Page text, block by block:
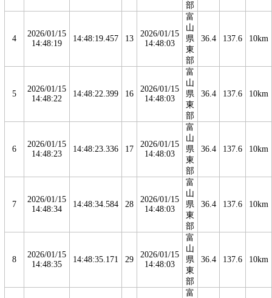
部
4
2026/01/15
14:48:19
14:48:19.457 13
2026/01/15
14:48:03
富
山
県
東
部
36.4 137.6 10km
5
2026/01/15
14:48:22
14:48:22.399 16
2026/01/15
14:48:03
富
山
県
東
部
36.4 137.6 10km
6
2026/01/15
14:48:23
14:48:23.336 17
2026/01/15
14:48:03
富
山
県
東
部
36.4 137.6 10km
7
2026/01/15
14:48:34
14:48:34.584 28
2026/01/15
14:48:03
富
山
県
東
部
36.4 137.6 10km
8
2026/01/15
14:48:35
14:48:35.171 29
2026/01/15
14:48:03
富
山
県
東
部
36.4 137.6 10km
富